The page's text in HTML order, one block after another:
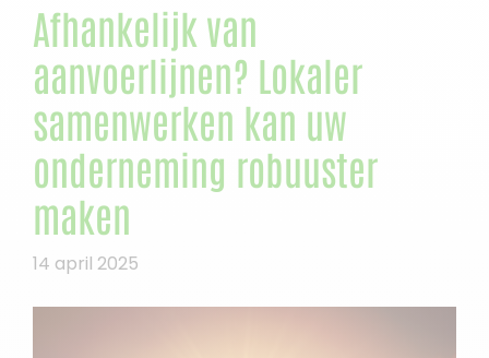
Afhankelijk van
aanvoerlijnen? Lokaler
samenwerken kan uw
onderneming robuuster
maken
14 april 2025